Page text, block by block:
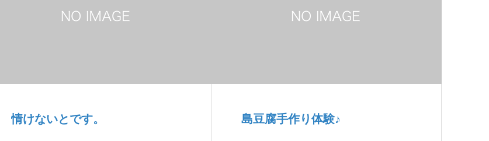
情けないとです。 島豆腐手作り体験♪